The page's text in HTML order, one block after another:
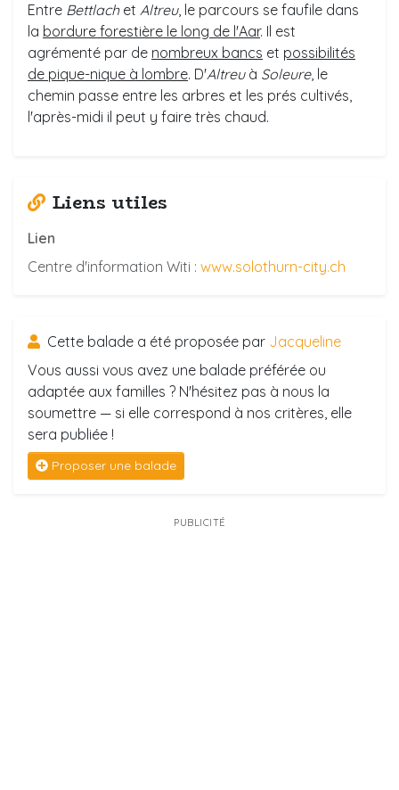
Entre Bettlach et Altreu, le parcours se faufile dans
la bordure forestière le long de l'Aar. Il est
agrémenté par de nombreux bancs et possibilités
de pique-nique à lombre. D'Altreuà Soleure, le
chemin passe entre les arbres et les prés cultivés,
l'après-midi il peut y faire très chaud.
Liens utiles
Lien
Centre d'information Witi : www.solothurn-city.ch
Cette balade a été proposée par Jacqueline
Vous aussi vous avez une balade préférée ou
adaptée aux familles ? N'hésitez pas à nous la
soumettre — si elle correspond à nos critères, elle
sera publiée !
Proposer une balade
PUBLICITÉ